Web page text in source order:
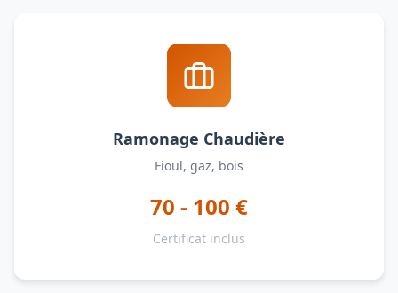
Ramonage Chaudière
Fioul, gaz, bois
70 - 100 €
Certificat inclus